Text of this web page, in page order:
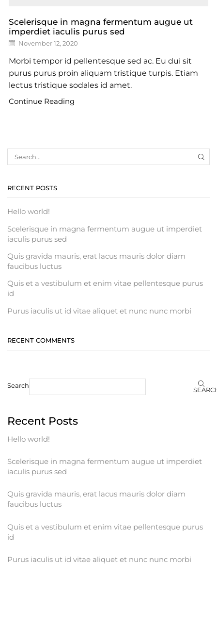
Scelerisque in magna fermentum augue ut
imperdiet iaculis purus sed
November 12, 2020
Morbi tempor id pellentesque sed ac. Eu dui sit
purus purus proin aliquam tristique turpis. Etiam
lectus tristique sodales id amet.
Continue Reading
RECENT POSTS
Hello world!
Scelerisque in magna fermentum augue ut imperdiet
iaculis purus sed
Quis gravida mauris, erat lacus mauris dolor diam
faucibus luctus
Quis et a vestibulum et enim vitae pellentesque purus
id
Purus iaculis ut id vitae aliquet et nunc nunc morbi
RECENT COMMENTS
Search
Recent Posts
Hello world!
Scelerisque in magna fermentum augue ut imperdiet
iaculis purus sed
Quis gravida mauris, erat lacus mauris dolor diam
faucibus luctus
Quis et a vestibulum et enim vitae pellentesque purus
id
Purus iaculis ut id vitae aliquet et nunc nunc morbi